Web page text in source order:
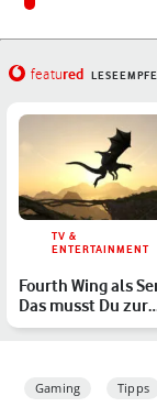
featured
TV &
ENTERTAINMENT
Fourth Wing als
Das musst Du zur
Buchverfilmung
Gaming Tipps